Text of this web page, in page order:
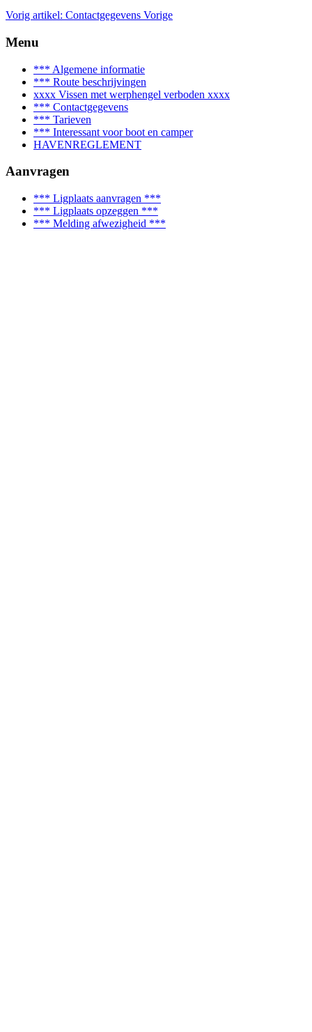
Vorig artikel: Contactgegevens Vorige
Menu
*** Algemene informatie
*** Route beschrijvingen
xxxx Vissen met werphengel verboden xxxx
*** Contactgegevens
*** Tarieven
*** Interessant voor boot en camper
HAVENREGLEMENT
Aanvragen
*** Ligplaats aanvragen ***
*** Ligplaats opzeggen ***
*** Melding afwezigheid ***